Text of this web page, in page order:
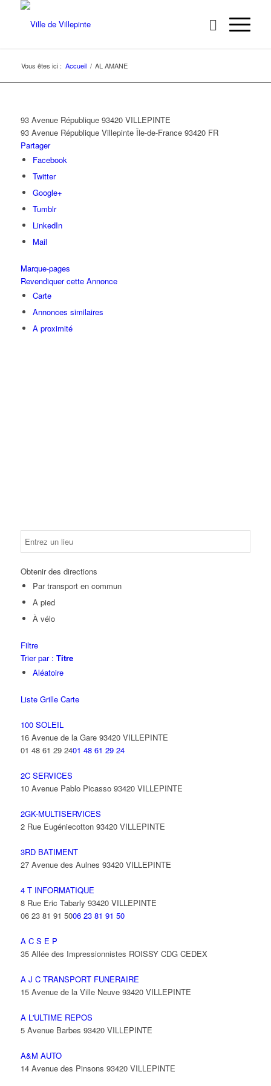
Vous êtes ici : Accueil / AL AMANE
93 Avenue République 93420 VILLEPINTE
93 Avenue République Villepinte Île-de-France 93420 FR
Partager
Facebook
Twitter
Google+
Tumblr
LinkedIn
Mail
Marque-pages
Revendiquer cette Annonce
Carte
Annonces similaires
A proximité
Obtenir des directions
Par transport en commun
A pied
À vélo
Filtre
Trier par : Titre
Aléatoire
Liste Grille Carte
100 SOLEIL
16 Avenue de la Gare 93420 VILLEPINTE
01 48 61 29 2401 48 61 29 24
2C SERVICES
10 Avenue Pablo Picasso 93420 VILLEPINTE
2GK-MULTISERVICES
2 Rue Eugéniecotton 93420 VILLEPINTE
3RD BATIMENT
27 Avenue des Aulnes 93420 VILLEPINTE
4 T INFORMATIQUE
8 Rue Eric Tabarly 93420 VILLEPINTE
06 23 81 91 5006 23 81 91 50
A C S E P
35 Allée des Impressionnistes ROISSY CDG CEDEX
A J C TRANSPORT FUNERAIRE
15 Avenue de la Ville Neuve 93420 VILLEPINTE
A L'ULTIME REPOS
5 Avenue Barbes 93420 VILLEPINTE
A&M AUTO
14 Avenue des Pinsons 93420 VILLEPINTE